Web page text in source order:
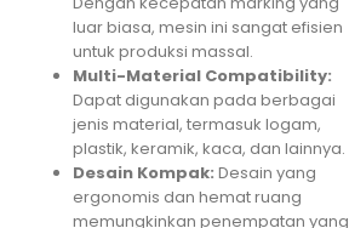
luar biasa, mesin ini sangat efisien
untuk produksi massal.
Multi-Material Compatibility:
Dapat digunakan pada berbagai
jenis material, termasuk logam,
plastik, keramik, kaca, dan lainnya.
Desain Kompak: Desain yang
ergonomis dan hemat ruang
memungkinkan penempatan yang